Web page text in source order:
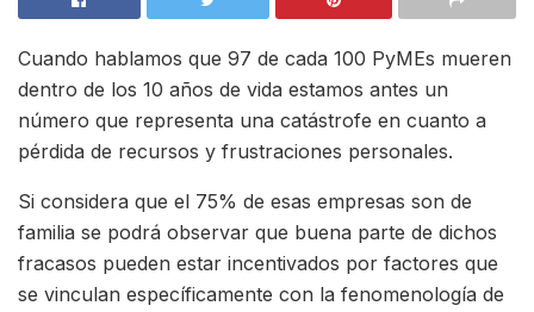
Cuando hablamos que 97 de cada 100 PyMEs mueren
dentro de los 10 años de vida estamos antes un
número que representa una catástrofe en cuanto a
pérdida de recursos y frustraciones personales.
Si considera que el 75% de esas empresas son de
familia se podrá observar que buena parte de dichos
fracasos pueden estar incentivados por factores que
se vinculan específicamente con la fenomenología de